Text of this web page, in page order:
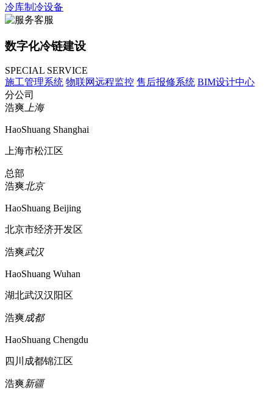
冷库制冷设备
数字化冷链建设
SPECIAL SERVICE
施工管理系统 物联网远程监控 售后报修系统 BIM设计中心
分公司
浩爽上海
HaoShuang Shanghai
上海市松江区
总部
浩爽北京
HaoShuang Beijing
北京市经济开发区
浩爽武汉
HaoShuang Wuhan
湖北武汉汉阳区
浩爽成都
HaoShuang Chengdu
四川成都锦江区
浩爽新疆